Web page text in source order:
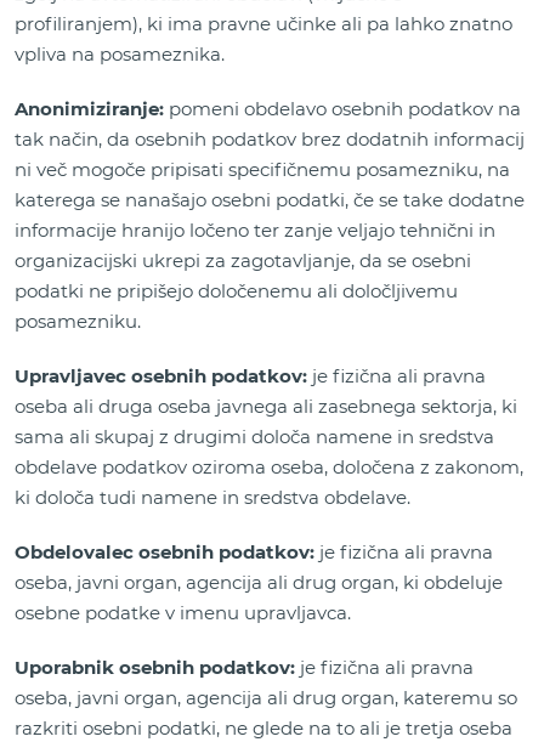
profiliranjem), ki ima pravne učinke ali pa lahko znatno
vpliva na posameznika.
Anonimiziranje: pomeni obdelavo osebnih podatkov na
tak način, da osebnih podatkov brez dodatnih informacij
ni več mogoče pripisati specifičnemu posamezniku, na
katerega se nanašajo osebni podatki, če se take dodatne
informacije hranijo ločeno ter zanje veljajo tehnični in
organizacijski ukrepi za zagotavljanje, da se osebni
podatki ne pripišejo določenemu ali določljivemu
posamezniku.
Upravljavec osebnih podatkov: je fizična ali pravna
oseba ali druga oseba javnega ali zasebnega sektorja, ki
sama ali skupaj z drugimi določa namene in sredstva
obdelave podatkov oziroma oseba, določena z zakonom,
ki določa tudi namene in sredstva obdelave.
Obdelovalec osebnih podatkov: je fizična ali pravna
oseba, javni organ, agencija ali drug organ, ki obdeluje
osebne podatke v imenu upravljavca.
Uporabnik osebnih podatkov: je fizična ali pravna
oseba, javni organ, agencija ali drug organ, kateremu so
razkriti osebni podatki, ne glede na to ali je tretja oseba